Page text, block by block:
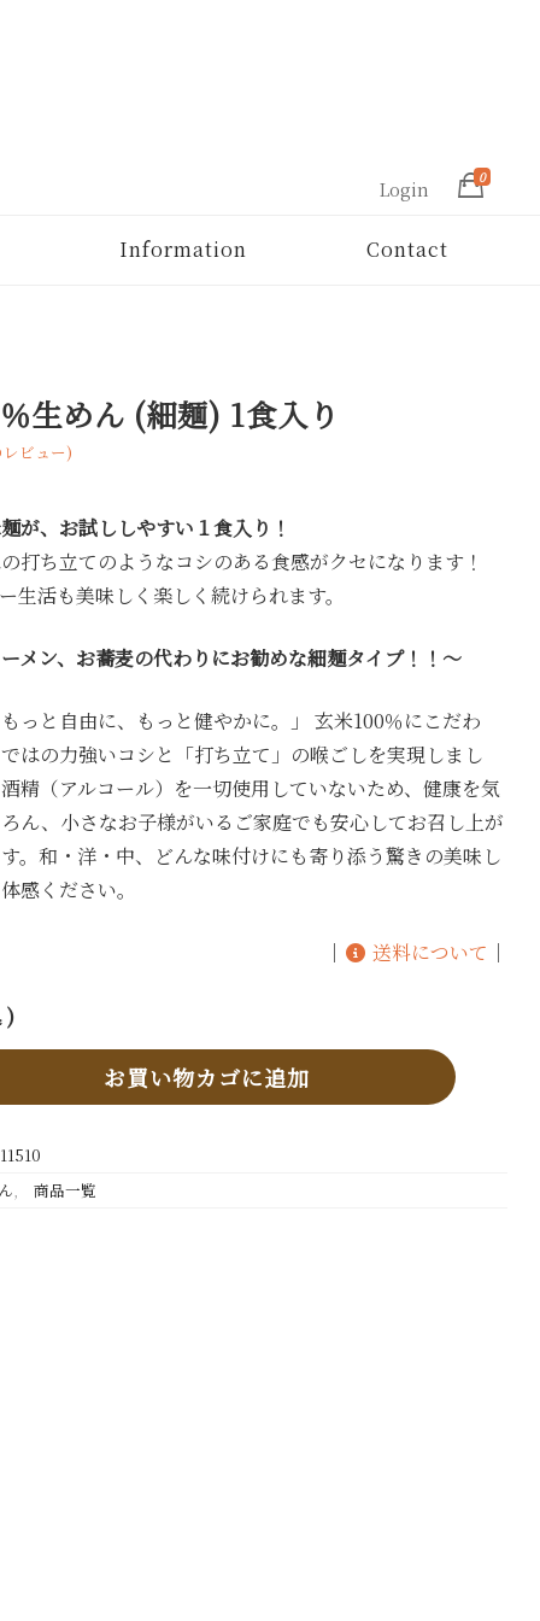
Login
0
Information Contact
生めん (細麺) 1食入り
ビュー)
が、お試ししやすい１食入り！
打ち立てのようなコシのある食感がクセになります！
生活も美味しく楽しく続けられます。
メン、お蕎麦の代わりにお勧めな細麺タイプ！！～
っと自由に、もっと健やかに。」 玄米100％にこだわ
はの力強いコシと「打ち立て」の喉ごしを実現しまし
精（アルコール）を一切使用していないため、健康を気
ん、小さなお子様がいるご家庭でも安心してお召し上が
。和・洋・中、どんな味付けにも寄り添う驚きの美味し
感ください。
｜ 送料について ｜
)
お買い物カゴに追加
, 商品一覧